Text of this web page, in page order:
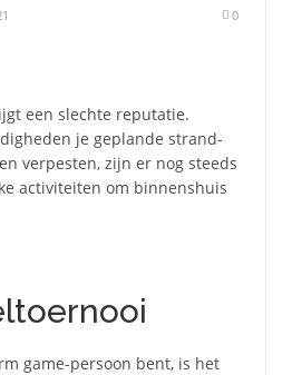
0
een slechte reputatie.
je geplande strand-
verpesten, zijn er nog steeds
activiteiten om binnenshuis
game-persoon bent, is het